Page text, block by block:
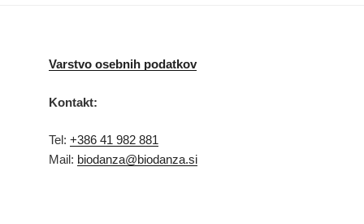
Varstvo osebnih podatkov
Kontakt:
Tel: +386 41 982 881
Mail: biodanza@biodanza.si